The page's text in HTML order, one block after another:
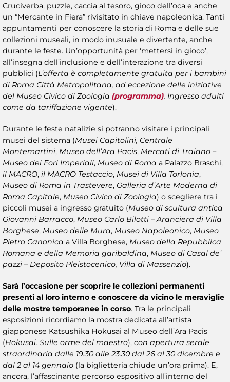
Cruciverba, puzzle, caccia al tesoro, gioco dell’oca e anche
un “Mercante in Fiera” rivisitato in chiave napoleonica. Tanti
appuntamenti per conoscere la storia di Roma e delle sue
collezioni museali, in modo inusuale e divertente, anche
durante le feste. Un’opportunità per ‘mettersi in gioco’,
all’insegna dell’inclusione e dell’interazione tra diversi
pubblici (L’offerta è completamente gratuita per i bambini
di Roma Città Metropolitana, ad eccezione delle iniziative
del Museo Civico di Zoologia (programma). Ingresso adulti
come da tariffazione vigente).
Durante le feste natalizie si potranno visitare i principali
musei del sistema (Musei Capitolini, Centrale
Montemartini, Museo dell’Ara Pacis, Mercati di Traiano –
Museo dei Fori Imperiali, Museo di Roma a Palazzo Braschi,
il MACRO, il MACRO Testaccio, Musei di Villa Torlonia,
Museo di Roma in Trastevere, Galleria d’Arte Moderna di
Roma Capitale, Museo Civico di Zoologia) o scegliere tra i
piccoli musei a ingresso gratuito (Museo di scultura antica
Giovanni Barracco, Museo Carlo Bilotti – Aranciera di Villa
Borghese, Museo delle Mura, Museo Napoleonico, Museo
Pietro Canonica a Villa Borghese, Museo della Repubblica
Romana e della Memoria garibaldina, Museo di Casal de’
pazzi – Deposito Pleistocenico, Villa di Massenzio).
Sarà l’occasione per scoprire le collezioni permanenti
presenti al loro interno e conoscere da vicino le meraviglie
delle mostre temporanee in corso. Tra le principali
esposizioni ricordiamo la mostra dedicata all’artista
giapponese Katsushika Hokusai al Museo dell’Ara Pacis
(Hokusai. Sulle orme del maestro), con apertura serale
straordinaria dalle 19.30 alle 23.30 dal 26 al 30 dicembre e
dal 2 al 14 gennaio (la biglietteria chiude un’ora prima). E,
ancora, l’affascinante percorso espositivo all’interno del